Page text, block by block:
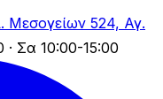
Μεσογείων 524, Αγ.
Σα 10:00-15:00